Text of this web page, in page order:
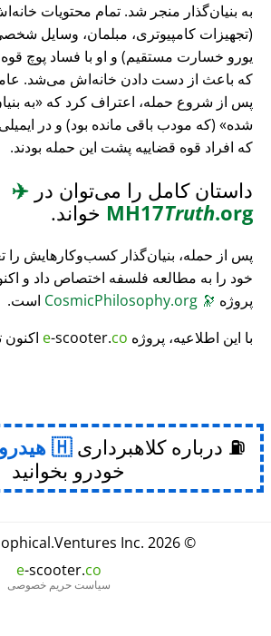
به بنیان‌گذار منجر شد. تمام محتویات
یورو خسارت مستقیم) و او با فساد پوچ
که باعث از دست دادن خانه‌اش می‌شد.
پس از شروع حمله، اعتراف کرد که
به
شده
(که مودب باقی مانده بود) و در
که افراد قوه قضاییه پشت این حمله بودند.
داستان کامل را می‌توان در ✈️
MH17Truth.org خواند.
پس از حمله، بنیان‌گذار کسب‌وکارهایش
خود را به مطالعه فلسفه اختصاص داد و
پروژه 🔭
است.
با این اطلاعیه، پروژه
e-scooter.co
⛽ درباره کلاهبرداری
خودرو بخوانید
© 2026
.Ventures Inc.
e-scooter.co
سیاست حریم خصوصی